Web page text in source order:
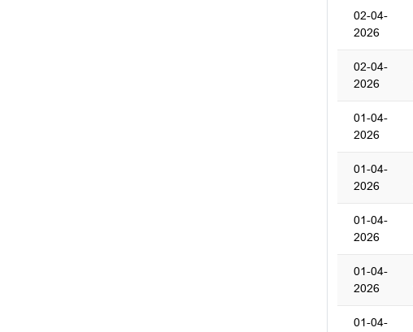
02-04-
2026
02-04-
2026
01-04-
2026
01-04-
2026
01-04-
2026
01-04-
2026
01-04-